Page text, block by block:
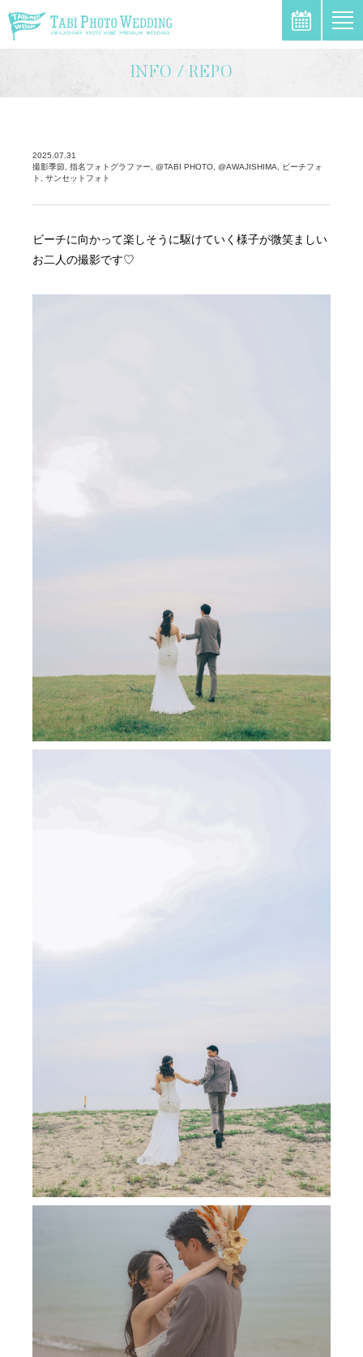
INFO / REPO
2025.07.31
撮影季節, 指名フォトグラファー, @TABI PHOTO, @AWAJISHIMA, ビーチフォ
ト, サンセットフォト
ビーチに向かって楽しそうに駆けていく様子が微笑ましい
お二人の撮影です♡